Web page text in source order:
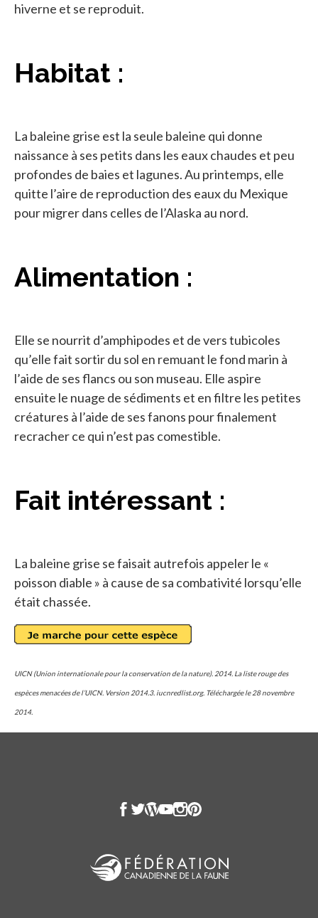
hiverne et se reproduit.
Habitat :
La baleine grise est la seule baleine qui donne
naissance à ses petits dans les eaux chaudes et peu
profondes de baies et lagunes. Au printemps, elle
quitte l’aire de reproduction des eaux du Mexique
pour migrer dans celles de l’Alaska au nord.
Alimentation :
Elle se nourrit d’amphipodes et de vers tubicoles
qu’elle fait sortir du sol en remuant le fond marin à
l’aide de ses flancs ou son museau. Elle aspire
ensuite le nuage de sédiments et en filtre les petites
créatures à l’aide de ses fanons pour finalement
recracher ce qui n’est pas comestible.
Fait intéressant :
La baleine grise se faisait autrefois appeler le «
poisson diable » à cause de sa combativité lorsqu’elle
était chassée.
UICN (Union internationale pour la conservation de la nature). 2014. La liste rouge des
espèces menacées de l’UICN. Version 2014.3. iucnredlist.org. Téléchargée le 28 novembre
2014.